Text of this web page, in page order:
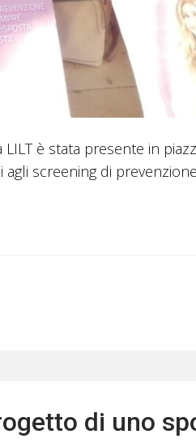
è stata presente in
screening di prevenzione
di uno